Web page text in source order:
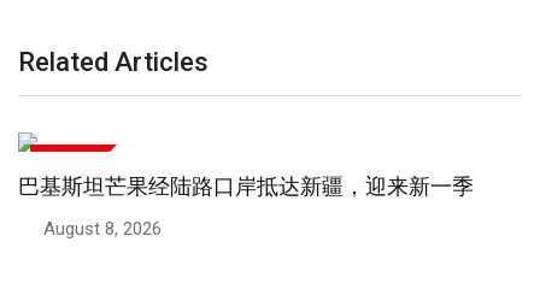
Related Articles
季 巴基斯坦将设立中国式执法调查中心
August 6, 2026